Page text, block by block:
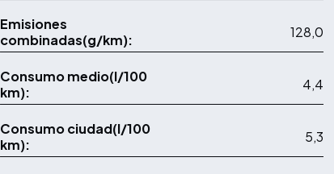
Emisiones
combinadas(g/km):
128,0
Consumo medio(l/100
km):
4,4
Consumo ciudad(l/100
km):
5,3